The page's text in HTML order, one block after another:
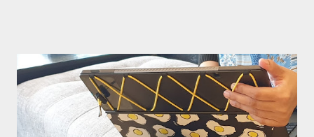
berbagai kegiatan seperti pertunjukan seni, konferensi, kegiatan
amal, kampanye, hingga pawai. Perempuan terlepas dari seorang
ibu rumah tangga, pebisnis, atau pekerja, menurut saya mereka
adalah manusia-manusia yang memiliki peran penting dalam